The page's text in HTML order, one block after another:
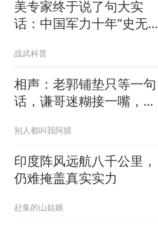
美专家终于说了句大实
话：中国军力十年“史无前
住了
战武科普
相声：老郭铺垫只等一句
话，谦哥迷糊接一嘴，包
别人都叫我阿腈
印度阵风远航八千公里，
仍难掩盖真实实力
赶集的山姑娘